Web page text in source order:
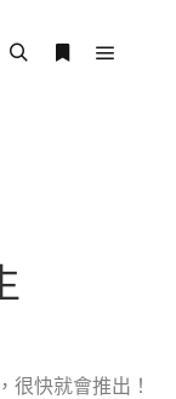
很快就會推出！